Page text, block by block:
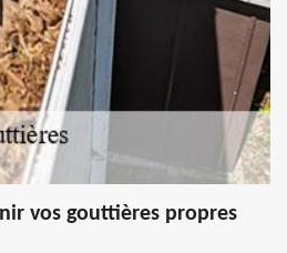
vos gouttières propres